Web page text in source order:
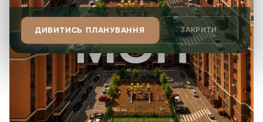
ДИВИТИСЬ ПЛАНУВАННЯ ЗАКРИТИ